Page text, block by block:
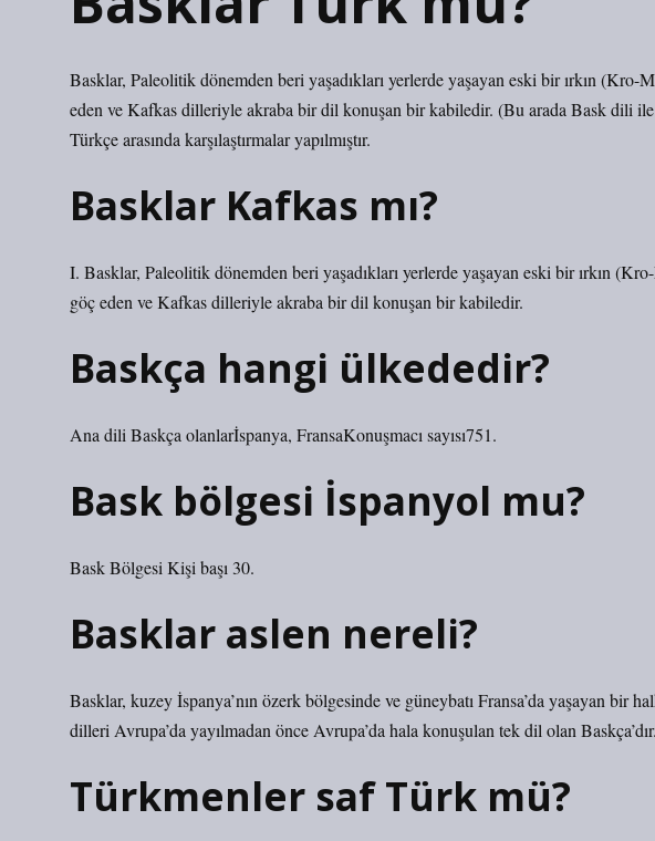
Basklar, Paleolitik dönemden beri yaşadıkları yerlerde yaşayan eski bir ırkın (Kro-
eden ve Kafkas dilleriyle akraba bir dil konuşan bir kabiledir. (Bu arada Bask dili
Türkçe arasında karşılaştırmalar yapılmıştır.
Basklar Kafkas mı?
I. Basklar, Paleolitik dönemden beri yaşadıkları yerlerde yaşayan eski bir ırkın
göç eden ve Kafkas dilleriyle akraba bir dil konuşan bir kabiledir.
Baskça hangi ülkededir?
Ana dili Baskça olanlarİspanya, FransaKonuşmacı sayısı751.
Bask bölgesi İspanyol mu?
Bask Bölgesi Kişi başı 30.
Basklar aslen nereli?
Basklar, kuzey İspanya’nın özerk bölgesinde ve güneybatı Fransa’da yaşayan
dilleri Avrupa’da yayılmadan önce Avrupa’da hala konuşulan tek dil olan Baskça’dır.
Türkmenler saf Türk mü?